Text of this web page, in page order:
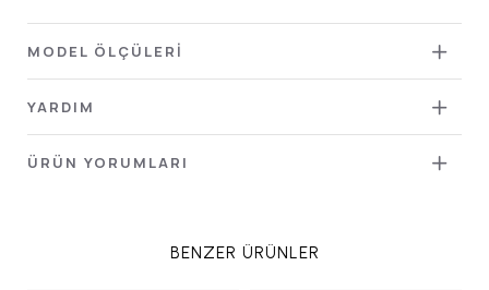
MODEL ÖLÇÜLERİ
YARDIM
ÜRÜN YORUMLARI
BENZER ÜRÜNLER